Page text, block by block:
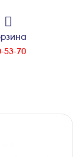
53-70